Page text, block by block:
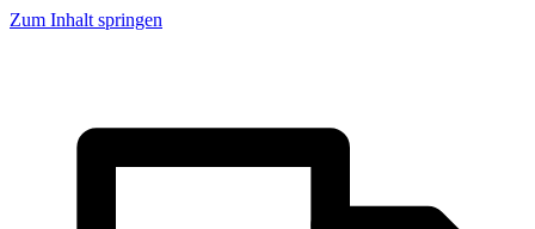
Zum Inhalt springen